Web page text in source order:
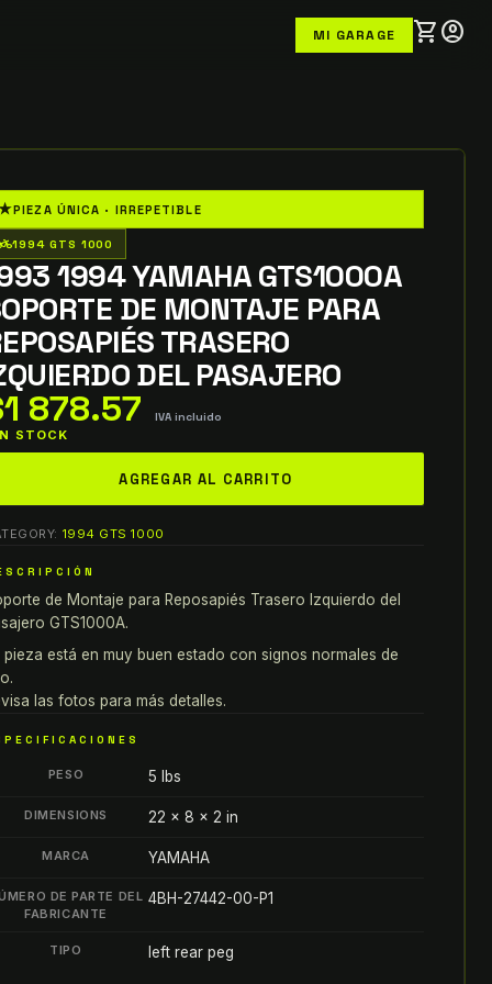
MI GARAGE shopping_cartaccount_circle
PIEZA ÚNICA · IRREPETIBLE
1994 GTS 1000
1994 YAMAHA GTS1000A
DE MONTAJE PARA
TRASERO
DEL PASAJERO
1 878.57 IVA incluido
STOCK
AGREGAR AL CARRITO
1994 GTS 1000
de Montaje para Reposapiés Trasero Izquierdo del
GTS1000A.
pieza está en muy buen estado con signos normales de
las fotos para más detalles.
PESO 5 lbs
DIMENSIONS 22 × 8 × 2 in
MARCA YAMAHA
DE PARTE DEL
FABRICANTE
4BH-27442-00-P1
TIPO left rear peg